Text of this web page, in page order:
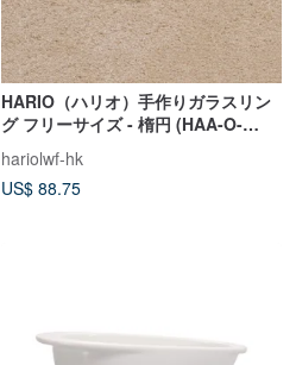
HARIO（ハリオ）手作りガラスリン
グ フリーサイズ - 楕円 (HAA-O-
004R)
hariolwf-hk
US$ 88.75